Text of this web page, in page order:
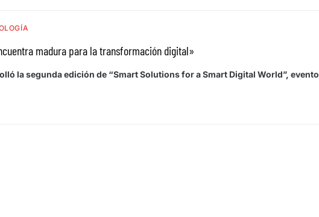
madura para la transformación digital»
la segunda edición de “Smart Solutions for a Smart Digital World”, evento